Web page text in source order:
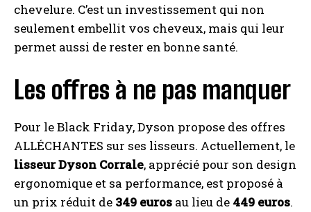
chevelure. C’est un investissement qui non
seulement embellit vos cheveux, mais qui leur
permet aussi de rester en bonne santé.
Les offres à ne pas manquer
Pour le Black Friday, Dyson propose des offres
ALLÉCHANTES sur ses lisseurs. Actuellement, le
lisseur Dyson Corrale, apprécié pour son design
ergonomique et sa performance, est proposé à
un prix réduit de 349 euros au lieu de 449 euros.